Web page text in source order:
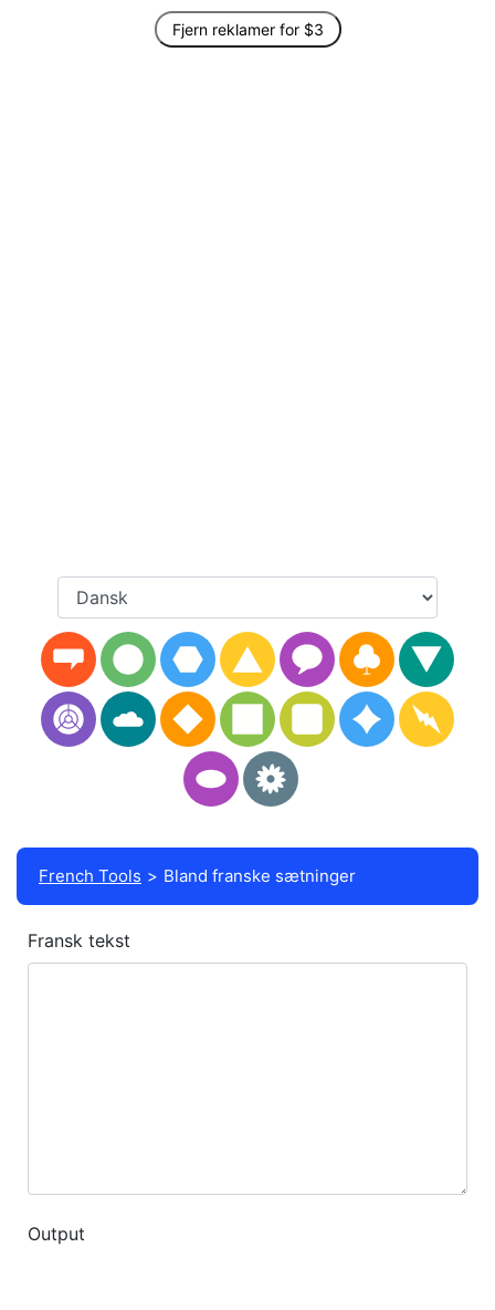
Fjern reklamer for $3
French Tools Bland franske sætninger
Fransk tekst
Output